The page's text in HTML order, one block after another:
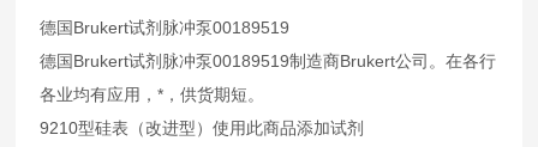
德国Brukert试剂脉冲泵00189519
德国Brukert试剂脉冲泵00189519制造商Brukert公司。在各行
各业均有应用，*，供货期短。
9210型硅表（改进型）使用此商品添加试剂